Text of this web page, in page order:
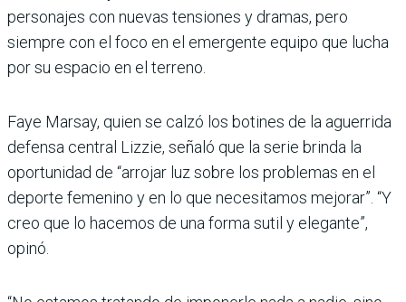
personajes con nuevas tensiones y dramas, pero
siempre con el foco en el emergente equipo que lucha
por su espacio en el terreno.
Faye Marsay, quien se calzó los botines de la aguerrida
defensa central Lizzie, señaló que la serie brinda la
oportunidad de “arrojar luz sobre los problemas en el
deporte femenino y en lo que necesitamos mejorar”. “Y
creo que lo hacemos de una forma sutil y elegante”,
opinó.